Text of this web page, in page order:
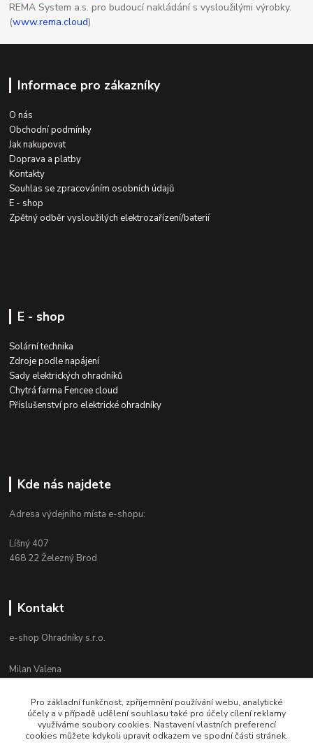
REMA System a.s. pro budoucí nakládání s vysloužilými výrobky.
(www.rema.cloud)
Informace pro zákazníky
O nás
Obchodní podmínky
Jak nakupovat
Doprava a platby
Kontakty
Souhlas se zpracováním osobních údajů
E - shop
Zpětný odběr vysloužilých elektrozařízení/baterií
E - shop
Solární technika
Zdroje podle napájení
Sady elektrických ohradníků
Chytrá farma Fencee cloud
Příslušenství pro elektrické ohradníky
Kde nás najdete
Adresa výdejního místa e-shopu:
Líšný 407
468 22 Železný Brod
Kontakt
e-shop Ohradníky s.r.o.
Milan Valena
+420 603 867 821
Po-Pá 8-16
info@ohradniky.cz
Pro základní funkčnost, zpříjemnění používání webu, analytické
účely a v případě udělení souhlasu také pro účely cílení reklamy
využíváme soubory cookies. Nastavení vlastních preferencí
cookies můžete kdykoli upravit odkazem ve spodní části stránek.